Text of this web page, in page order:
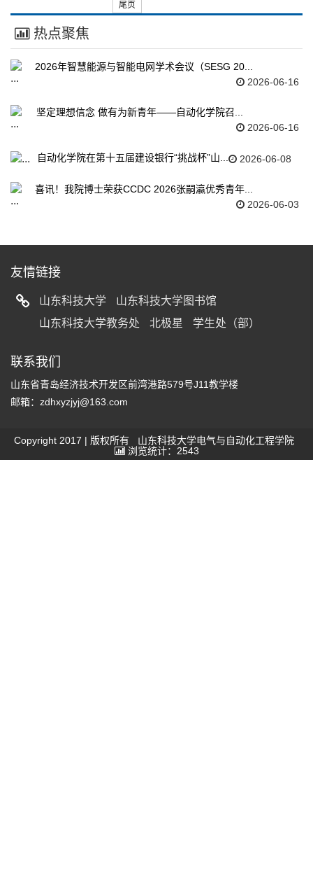
尾页
热点聚焦
2026年智慧能源与智能电网学术会议（SESG 20...
2026-06-16
坚定理想信念 做有为新青年——自动化学院召...
2026-06-16
自动化学院在第十五届建设银行“挑战杯”山... 2026-06-08
喜讯！我院博士荣获CCDC 2026张嗣瀛优秀青年...
2026-06-03
友情链接
山东科技大学
山东科技大学图书馆
山东科技大学教务处
北极星 学生处（部）
联系我们
山东省青岛经济技术开发区前湾港路579号J11教学楼
邮箱：zdhxyzjyj@163.com
Copyright 2017 | 版权所有 山东科技大学电气与自动化工程学院
浏览统计：2543